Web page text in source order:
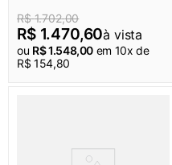
R$ 1.702,00
R$ 1.470,60à vista
ou R$1.548,00 em 10x de
R$ 154,80